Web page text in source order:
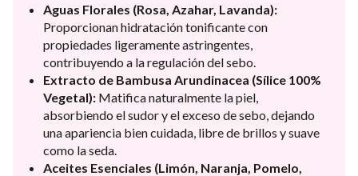
Aguas Florales (Rosa, Azahar, Lavanda):
Proporcionan hidratación tonificante con
propiedades ligeramente astringentes,
contribuyendo a la regulación del sebo.
Extracto de Bambusa Arundinacea (Sílice 100%
Vegetal): Matifica naturalmente la piel,
absorbiendo el sudor y el exceso de sebo, dejando
una apariencia bien cuidada, libre de brillos y suave
como la seda.
Aceites Esenciales (Limón, Naranja, Pomelo,